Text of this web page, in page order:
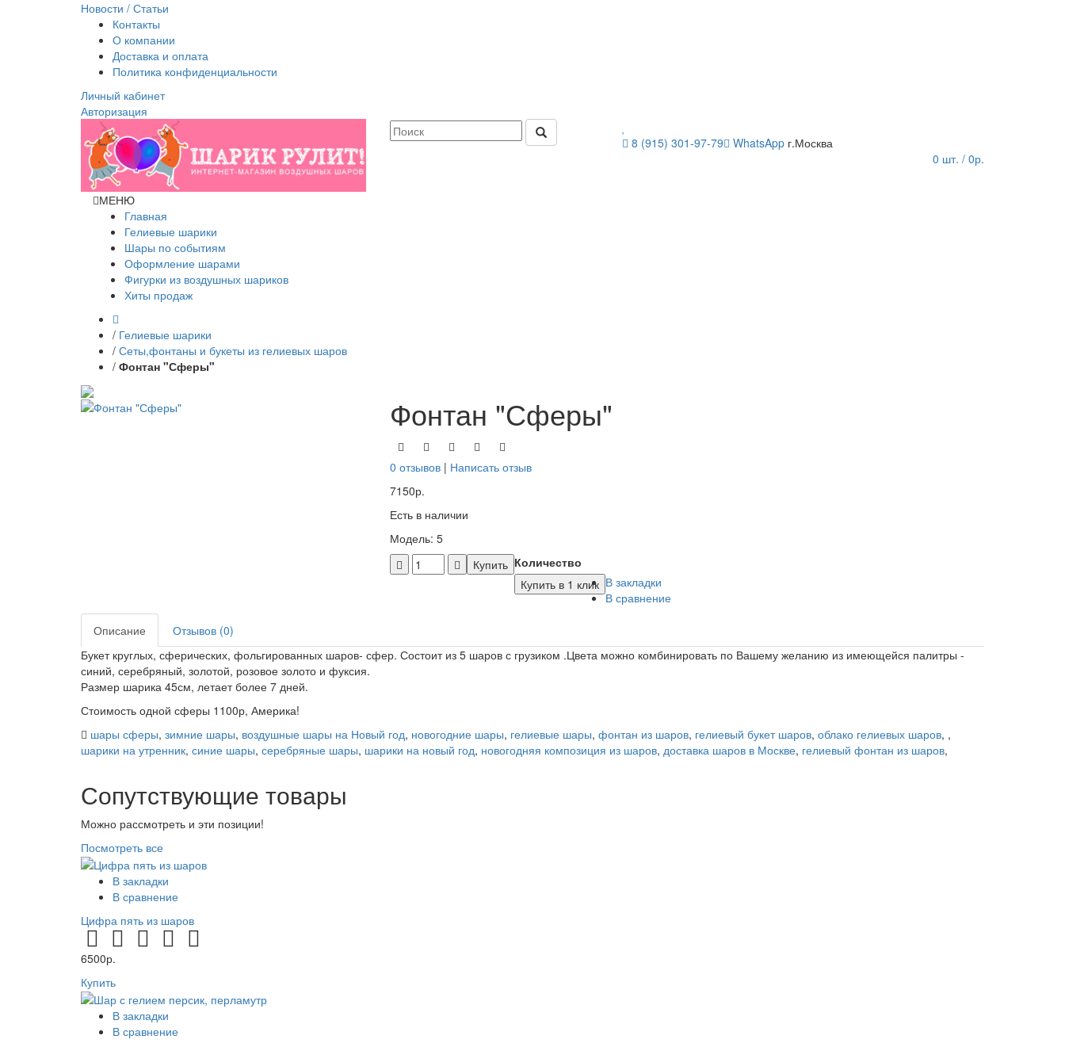
Новости / Статьи
Контакты
О компании
Доставка и оплата
Политика конфиденциальности
Личный кабинет
Авторизация
8 (915) 301-97-79
WhatsApp г.Москва
0 шт. / 0р.
МЕНЮ
Главная
Гелиевые шарики
Шары по событиям
Оформление шарами
Фигурки из воздушных шариков
Хиты продаж
/ Гелиевые шарики
/ Сеты,фонтаны и букеты из гелиевых шаров
/ Фонтан "Сферы"
Фонтан "Сферы"
0 отзывов | Написать отзыв
7150р.
Есть в наличии
Модель: 5
Количество
Купить
Купить в 1 клик В закладки
В сравнение
Описание
Отзывов (0)
Букет круглых, сферических, фольгированных шаров- сфер. Состоит из 5 шаров с грузиком .Цвета можно комбинировать по Вашему желанию из имеющейся палитры -
синий, серебряный, золотой, розовое золото и фуксия.
Размер шарика 45см, летает более 7 дней.
Стоимость одной сферы 1100р, Америка!
шары сферы, зимние шары, воздушные шары на Новый год, новогодние шары, гелиевые шары, фонтан из шаров, гелиевый букет шаров, облако гелиевых шаров, ,
шарики на утренник, синие шары, серебряные шары, шарики на новый год, новогодняя композиция из шаров, доставка шаров в Москве, гелиевый фонтан из шаров,
Сопутствующие товары
Можно рассмотреть и эти позиции!
Посмотреть все
В закладки
В сравнение
Цифра пять из шаров
6500р.
Купить
В закладки
В сравнение